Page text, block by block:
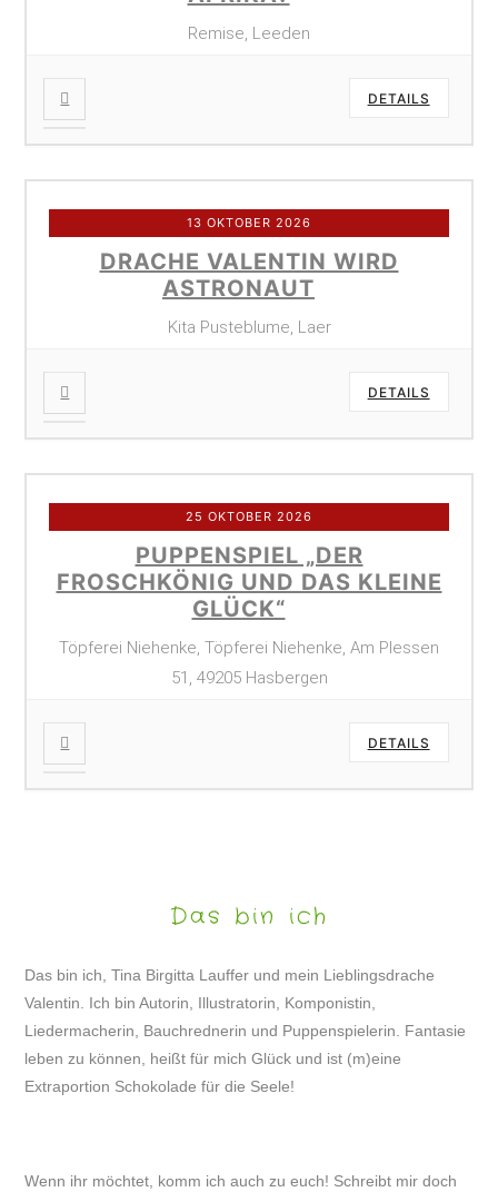
Remise, Leeden
DETAILS
13 OKTOBER 2026
DRACHE VALENTIN WIRD
ASTRONAUT
Kita Pusteblume, Laer
DETAILS
25 OKTOBER 2026
PUPPENSPIEL „DER
FROSCHKÖNIG UND DAS KLEINE
GLÜCK“
Töpferei Niehenke, Töpferei Niehenke, Am Plessen
51, 49205 Hasbergen
DETAILS
Das bin ich
Das bin ich, Tina Birgitta Lauffer und mein Lieblingsdrache
Valentin. Ich bin Autorin, Illustratorin, Komponistin,
Liedermacherin, Bauchrednerin und Puppenspielerin. Fantasie
leben zu können, heißt für mich Glück und ist (m)eine
Extraportion Schokolade für die Seele!
Wenn ihr möchtet, komm ich auch zu euch! Schreibt mir doch